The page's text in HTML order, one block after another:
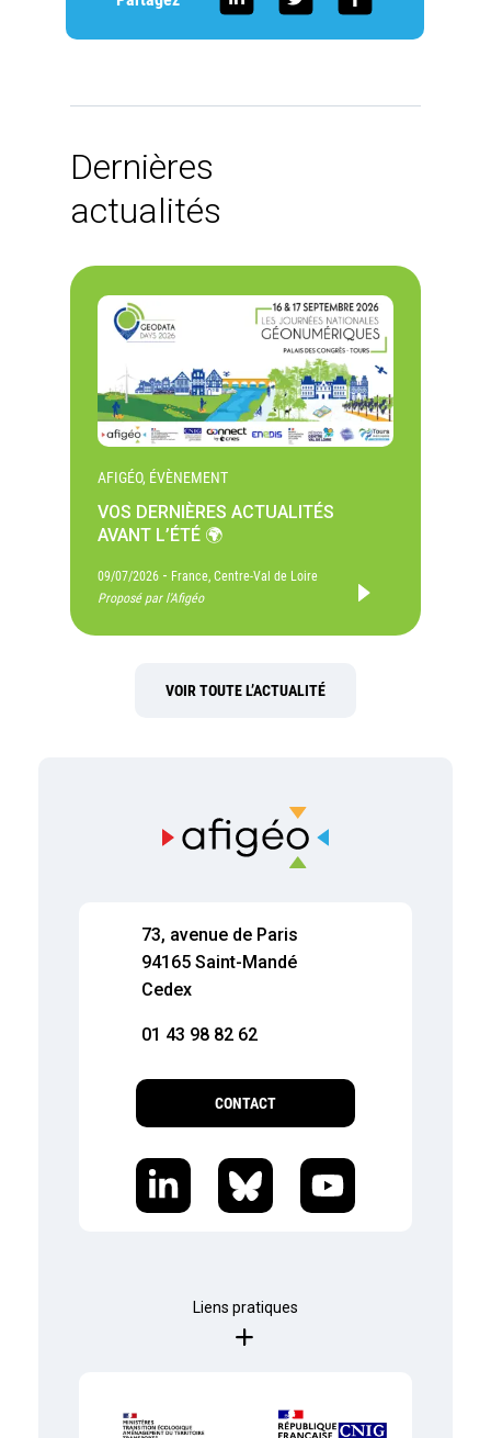
Dernières
actualités
AFIGÉO, ÉVÈNEMENT
VOS DERNIÈRES ACTUALITÉS
AVANT L’ÉTÉ 🌍
09/07/2026 - France, Centre-Val de Loire
Proposé par l'Afigéo
VOIR TOUTE L’ACTUALITÉ
73, avenue de Paris
94165 Saint-Mandé
Cedex
01 43 98 82 62
CONTACT
Liens pratiques